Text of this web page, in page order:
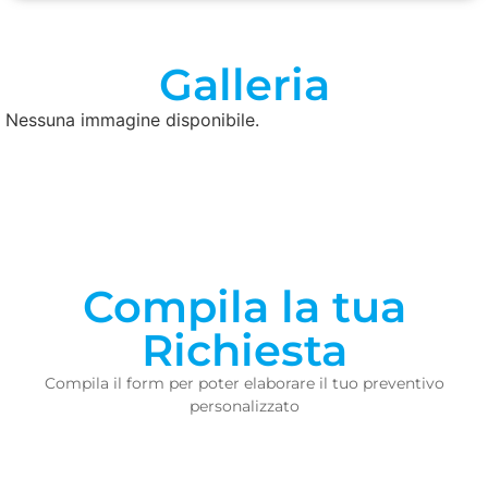
Galleria
Nessuna immagine disponibile.
Compila la tua
Richiesta
Compila il form per poter elaborare il tuo preventivo
personalizzato